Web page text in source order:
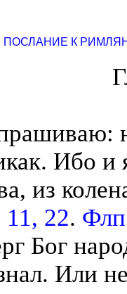
ПОСЛАНИЕ К
Ибо и
из
22.
Бог
Или